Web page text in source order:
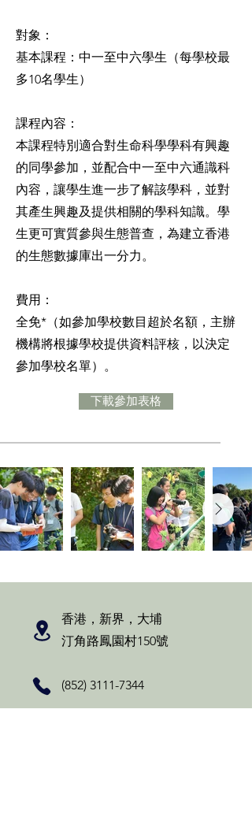
對象：
基本課程：中一至中六學生（每學校最
多10名學生）
課程內容：
本課程特別適合對生命科學學科有興趣
的同學參加，並配合中一至中六通識科
內容，讓學生進一步了解該學科，並對
其產生興趣及提供相關的學科知識。學
生更可實質參與生態普查，為建立香港
的生態數據庫出一分力。
費用：
全免*（如參加學校數目超於名額，主辦
機構將根據學校提供資料評核，以決定
參加學校名單）。
下載參加表格
香港，新界，大埔
汀角路鳳園村150號
(852) 3111-7344